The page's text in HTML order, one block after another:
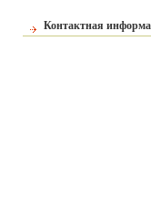
Контактная